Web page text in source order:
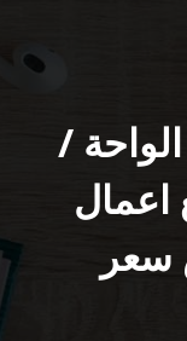
/
اعمال
سعر